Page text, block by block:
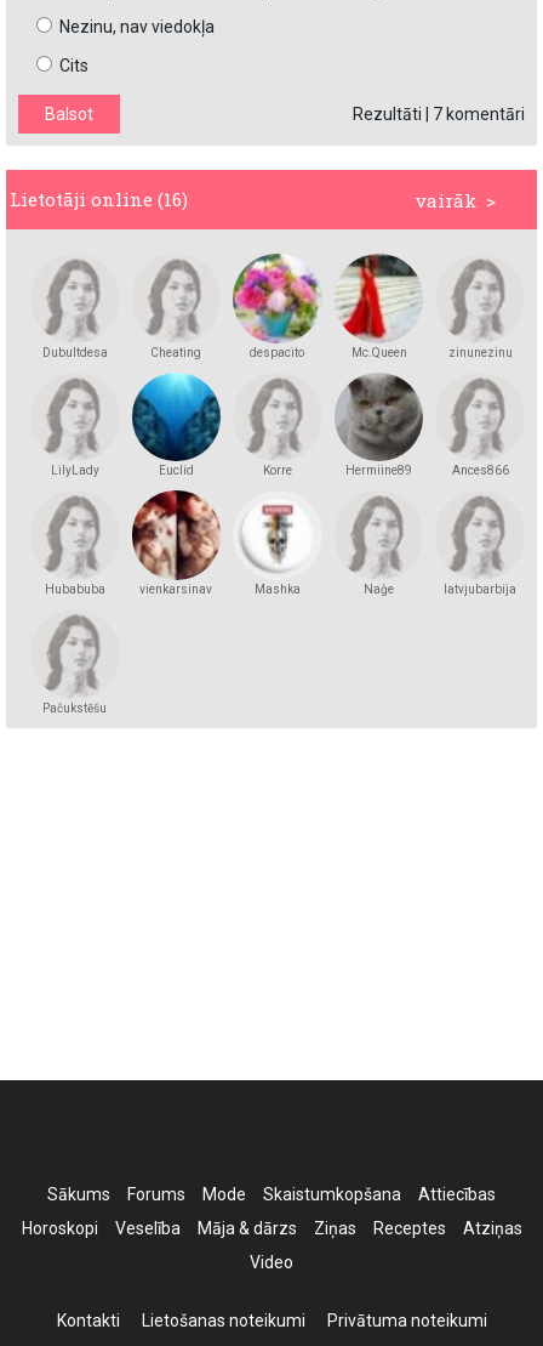
Nezinu, nav viedokļa
Cits
Rezultāti 7 komentāri
vairāk >
Lietotāji online (16)
Dubultdesa Cheating despacito Mc.Queen zinunezinu
LilyLady Euclid Korre Hermiine89 Ances866
Hubabuba vienkarsinav
Mashka
Naģe latvjubarbija
Pačukstēšu
Sākums Forums Mode Skaistumkopšana
Attiecības
Horoskopi
Veselība Māja & dārzs Ziņas Receptes
Atziņas
Video
Kontakti Lietošanas noteikumi
Privātuma noteikumi